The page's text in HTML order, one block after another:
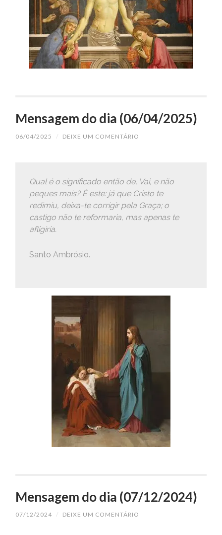
Mensagem do dia (06/04/2025)
06/04/2025 / DEIXE UM COMENTÁRIO
Qual é o significado então de, Vai, e não
peques mais? É este: já que Cristo te
redimiu, deixa-te corrigir pela Graça; o
castigo não te reformaria, mas apenas te
afligiria.
Santo Ambrósio.
Mensagem do dia (07/12/2024)
07/12/2024 / DEIXE UM COMENTÁRIO